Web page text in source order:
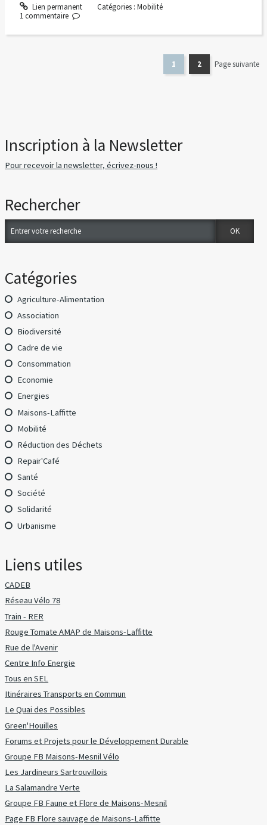
Lien permanent Catégories : Mobilité
1 commentaire
1 2 Page suivante
Inscription à la Newsletter
Pour recevoir la newsletter, écrivez-nous !
Rechercher
Catégories
Agriculture-Alimentation
Association
Biodiversité
Cadre de vie
Consommation
Economie
Energies
Maisons-Laffitte
Mobilité
Réduction des Déchets
Repair'Café
Santé
Société
Solidarité
Urbanisme
Liens utiles
CADEB
Réseau Vélo 78
Train - RER
Rouge Tomate AMAP de Maisons-Laffitte
Rue de l'Avenir
Centre Info Energie
Tous en SEL
Itinéraires Transports en Commun
Le Quai des Possibles
Green'Houilles
Forums et Projets pour le Développement Durable
Groupe FB Maisons-Mesnil Vélo
Les Jardineurs Sartrouvillois
La Salamandre Verte
Groupe FB Faune et Flore de Maisons-Mesnil
Page FB Flore sauvage de Maisons-Laffitte